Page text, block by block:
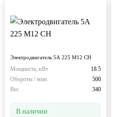
Электродвигатель 5А 225 М12 СН
Мощность, кВт
18.5
Обороты / мин.
500
Вес
340
В наличии